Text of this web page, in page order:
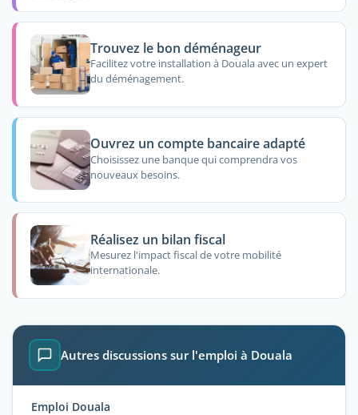
Trouvez le bon déménageur
Facilitez votre installation à Douala avec un expert
du déménagement.
Ouvrez un compte bancaire adapté
Choisissez une banque qui comprendra vos
nouveaux besoins.
Réalisez un bilan fiscal
Mesurez l'impact fiscal de votre mobilité
internationale.
Autres discussions sur l'emploi à Douala
Emploi Douala